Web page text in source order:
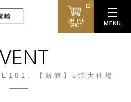
ONLINE
SHOP
、【新館】5階大催場